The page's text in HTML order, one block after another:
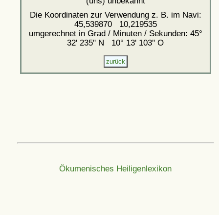
Die Koordinaten zur Verwendung z. B. im Navi:
45,539870 10,219535
umgerechnet in Grad / Minuten / Sekunden: 45°
32' 235'' N 10° 13' 103'' O
Ökumenisches Heiligenlexikon